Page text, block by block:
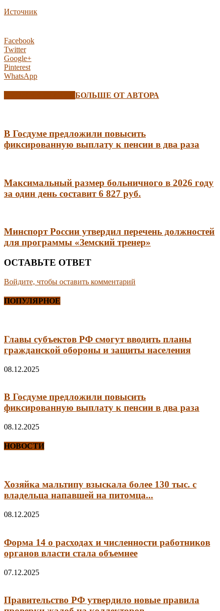
Источник
Facebook
Twitter
Google+
Pinterest
WhatsApp
БОЛЬШЕ ОТ АВТОРА
В Госдуме предложили повысить
фиксированную выплату к пенсии в два раза
Максимальный размер больничного в 2026 году
за один день составит 6 827 руб.
Минспорт России утвердил перечень должностей
для программы «Земский тренер»
ОСТАВЬТЕ ОТВЕТ
Войдите, чтобы оставить комментарий
ПОПУЛЯРНОЕ
Главы субъектов РФ смогут вводить планы
гражданской обороны и защиты населения
08.12.2025
В Госдуме предложили повысить
фиксированную выплату к пенсии в два раза
08.12.2025
НОВОСТИ
Хозяйка мальтипу взыскала более 130 тыс. с
владельца напавшей на питомца...
08.12.2025
Форма 14 о расходах и численности работников
органов власти стала объемнее
07.12.2025
Правительство РФ утвердило новые правила